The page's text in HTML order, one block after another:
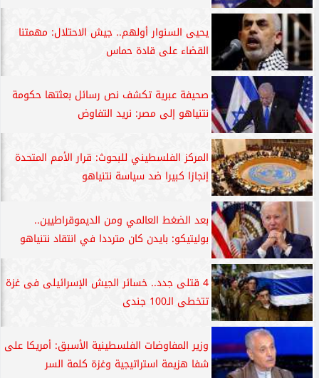
يحيى السنوار أولهم.. جيش الاحتلال: مهمتنا
القضاء على قادة حماس
صحيفة عبرية تكشف نص رسائل بعثتها حكومة
نتنياهو إلى مصر: نريد التفاوض
المركز الفلسطيني للبحوث: قرار الأمم المتحدة
إنجازا كبيرا ضد سياسة نتنياهو
بعد الضغط العالمي ومن الديموقراطيين..
بوليتيكو: بايدن كان مترددا في انتقاد نتنياهو
4 قتلى جدد.. خسائر الجيش الإسرائيلى فى غزة
تتخطى الـ100 جندى
وزير المفاوضات الفلسطينية الأسبق: أمريكا على
شفا هزيمة استراتيجية وغزة كلمة السر